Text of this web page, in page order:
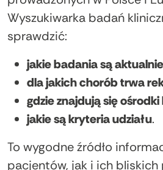
Wyszukiwarka badań
sprawdzić:
jakie badania są
dla jakich chorób trwa
gdzie znajdują się
jakie są kryteria udziału.
To wygodne źródło
pacjentów, jak i ich bliskich